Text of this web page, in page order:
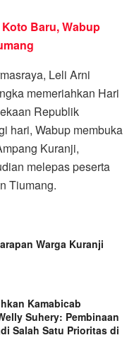
Baru, Wabup
Leli Arni
memeriahkan Hari
Republik
hari, Wabup membuka
Kuranji,
melepas peserta
Tiumang.
Warga Kuranji
Kamabicab
Suhery: Pembinaan
Salah Satu Prioritas di